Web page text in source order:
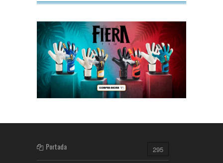
Portada 295